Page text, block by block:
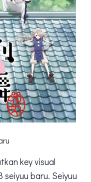
key visual
baru. Seiyuu